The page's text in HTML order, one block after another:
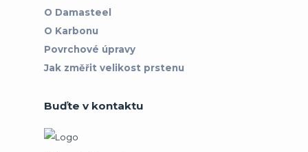
O Damasteel
O Karbonu
Povrchové úpravy
Jak změřit velikost prstenu
Buďte v kontaktu